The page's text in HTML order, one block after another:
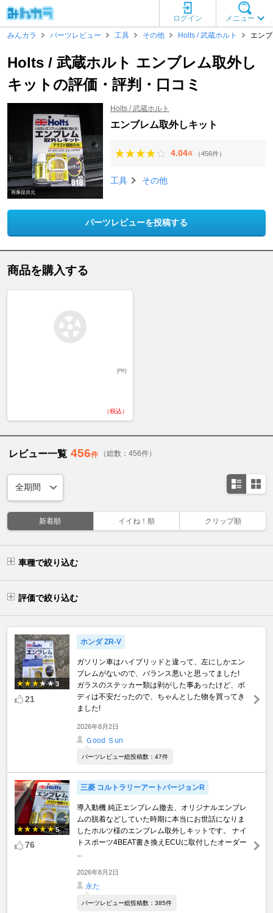
メニュー
ログイン
みんカラ
パーツレビュー 工具 その他 Holts / 武蔵ホルト エン
Holts / 武蔵ホルト エンブレム取外し
キットの評価・評判・口コミ
画像提供元
Holts / 武蔵ホルト
エンブレム取外しキット
4.04点 （456件）
工具 その他
パーツレビューを投稿する
商品を購入する
[PR]
（税込）
レビュー一覧 456件 （総数：456件）
新着順 イイね！順 クリップ順
車種で絞り込む
評価で絞り込む
3
21
ホンダ ZR-V
ガソリン車はハイブリッドと違って、左にしかエン
ブレムがないので、バランス悪いと思ってました!
ガラスのステッカー類は剥がした事あったけど、ボ
ディは不安だったので、ちゃんとした物を買ってき
ました!
2026年8月2日
Ｇood Ｓun
パーツレビュー総投稿数：47件
5
76
三菱 コルトラリーアートバージョンR
導入動機 純正エンブレム撤去、オリジナルエンブレ
ムの脱着などしていた時期に本当にお世話になりま
したホルツ様のエンブレム取外しキットです。 ナイ
トスポーツ4BEAT書き換えECUに取付したオーダー
...
2026年8月2日
永た
パーツレビュー総投稿数：385件